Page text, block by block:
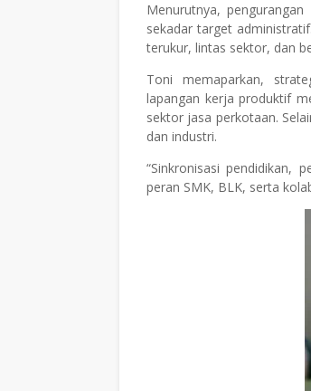
Menurutnya,
sekadar target
terukur, lintas sektor, dan
Toni memaparkan,
lapangan kerja produktif
sektor jasa perkotaan.
dan industri.
“Sinkronisasi pendidikan,
peran SMK, BLK, serta